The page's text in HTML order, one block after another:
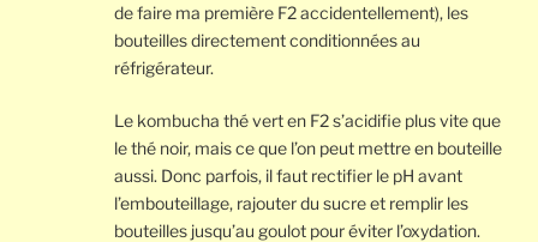
de faire ma première F2 accidentellement), les
bouteilles directement conditionnées au
réfrigérateur.
Le kombucha thé vert en F2 s’acidifie plus vite que
le thé noir, mais ce que l’on peut mettre en bouteille
aussi. Donc parfois, il faut rectifier le pH avant
l’embouteillage, rajouter du sucre et remplir les
bouteilles jusqu’au goulot pour éviter l’oxydation.